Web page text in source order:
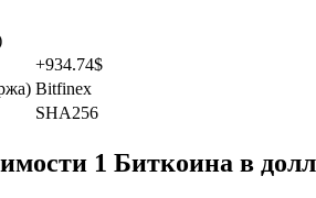
+934.74$
Bitfinex
SHA256
1 Биткоина в